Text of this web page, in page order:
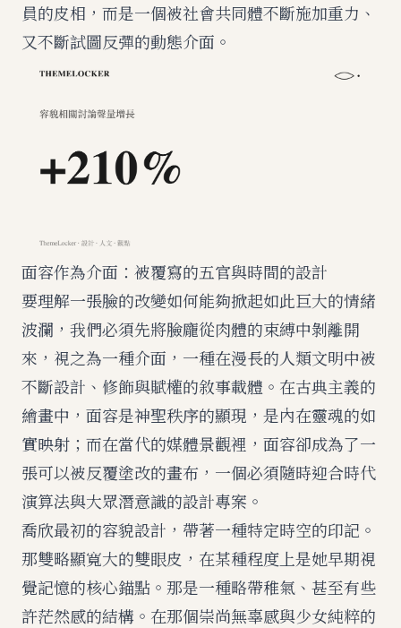
員的皮相，而是一個被社會共同體不斷施加重力、
又不斷試圖反彈的動態介面。
面容作為介面：被覆寫的五官與時間的設計
要理解一張臉的改變如何能夠掀起如此巨大的情緒
波瀾，我們必須先將臉龐從肉體的束縛中剝離開
來，視之為一種介面，一種在漫長的人類文明中被
不斷設計、修飾與賦權的敘事載體。在古典主義的
繪畫中，面容是神聖秩序的顯現，是內在靈魂的如
實映射；而在當代的媒體景觀裡，面容卻成為了一
張可以被反覆塗改的畫布，一個必須隨時迎合時代
演算法與大眾潛意識的設計專案。
喬欣最初的容貌設計，帶著一種特定時空的印記。
那雙略顯寬大的雙眼皮，在某種程度上是她早期視
覺記憶的核心錨點。那是一種略帶稚氣、甚至有些
許茫然感的結構。在那個崇尚無辜感與少女純粹的